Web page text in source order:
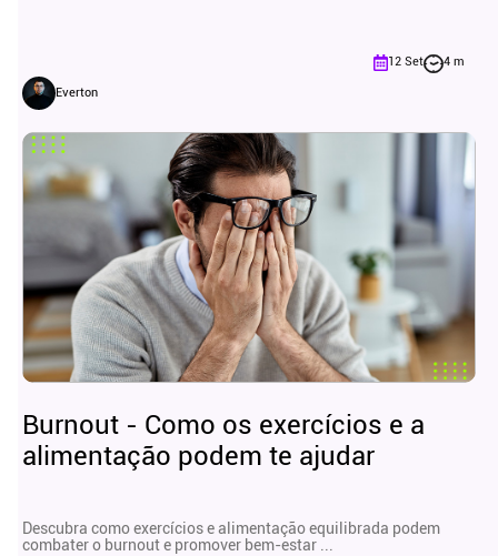
Everton
12 Set 4 m
Burnout - Como os exercícios e a
alimentação podem te ajudar
Descubra como exercícios e alimentação equilibrada podem
combater o burnout e promover bem-estar ...